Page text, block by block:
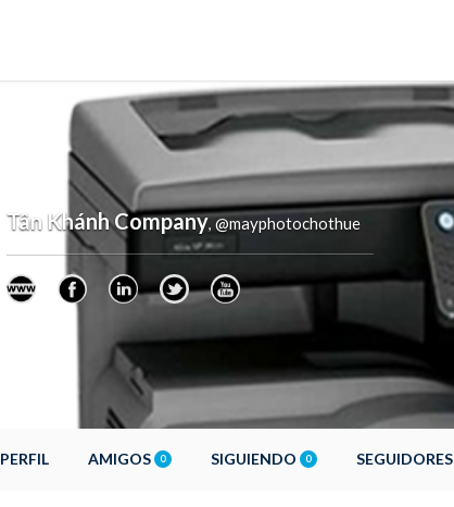
Tân Khánh Company, @mayphotochothue
PERFIL AMIGOS 0 SIGUIENDO 0 SEGUIDORES